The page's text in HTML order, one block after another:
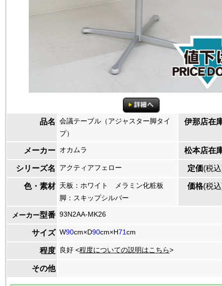
品名
会議テーブル（アジャスター脚タイ
プ）
伊那店在
メーカー オカムラ 松本店在
シリーズ名 アクティアフェロー 定価(税
色・素材 天板：ホワイト メラミン化粧板
脚：スキップシルバー
価格(税
メーカー型番 93N2AA-MK26
サイズ W90cm×D90cm×H71cm
程度 良好 <程度についての説明はこちら>
その他